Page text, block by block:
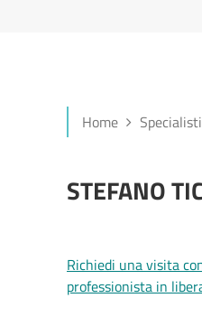
Home Specialisti
STEFANO
Richiedi una visita
professionista in